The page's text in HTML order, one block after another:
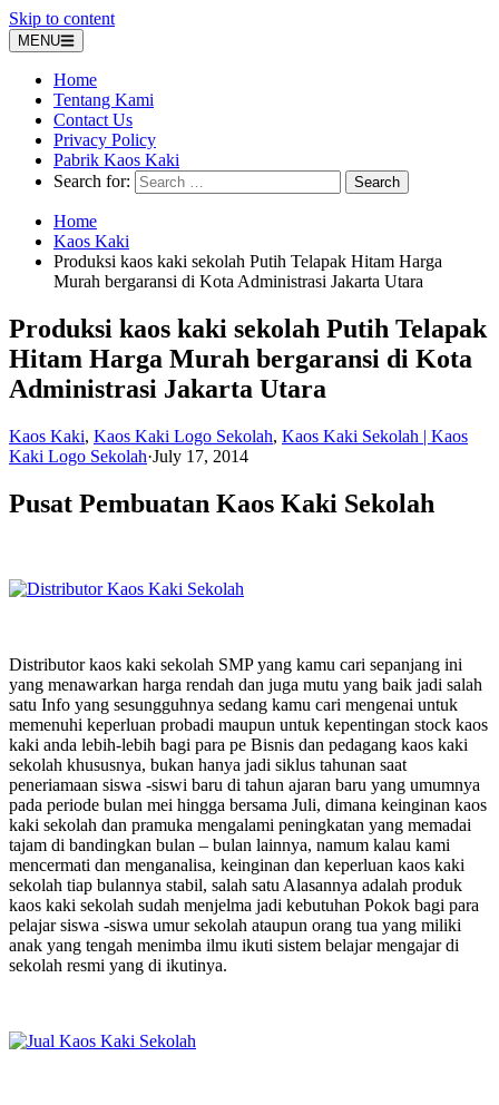
Skip to content
MENU
Home
Tentang Kami
Contact Us
Privacy Policy
Pabrik Kaos Kaki
Search for:
Home
Kaos Kaki
Produksi kaos kaki sekolah Putih Telapak Hitam Harga
Murah bergaransi di Kota Administrasi Jakarta Utara
Produksi kaos kaki sekolah Putih Telapak
Hitam Harga Murah bergaransi di Kota
Administrasi Jakarta Utara
Kaos Kaki, Kaos Kaki Logo Sekolah, Kaos Kaki Sekolah | Kaos
Kaki Logo Sekolah·July 17, 2014
Pusat Pembuatan Kaos Kaki Sekolah
Distributor kaos kaki sekolah SMP yang kamu cari sepanjang ini
yang menawarkan harga rendah dan juga mutu yang baik jadi salah
satu Info yang sesungguhnya sedang kamu cari mengenai untuk
memenuhi keperluan probadi maupun untuk kepentingan stock kaos
kaki anda lebih-lebih bagi para pe Bisnis dan pedagang kaos kaki
sekolah khususnya, bukan hanya jadi siklus tahunan saat
peneriamaan siswa -siswi baru di tahun ajaran baru yang umumnya
pada periode bulan mei hingga bersama Juli, dimana keinginan kaos
kaki sekolah dan pramuka mengalami peningkatan yang memadai
tajam di bandingkan bulan – bulan lainnya, namum kalau kami
mencermati dan menganalisa, keinginan dan keperluan kaos kaki
sekolah tiap bulannya stabil, salah satu Alasannya adalah produk
kaos kaki sekolah sudah menjelma jadi kebutuhan Pokok bagi para
pelajar siswa -siswa umur sekolah ataupun orang tua yang miliki
anak yang tengah menimba ilmu ikuti sistem belajar mengajar di
sekolah resmi yang di ikutinya.